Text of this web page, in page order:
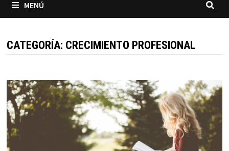
MENÚ
CATEGORÍA: CRECIMIENTO PROFESIONAL